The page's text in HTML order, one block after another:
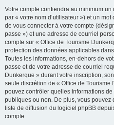
Votre compte contiendra au minimum
par « votre nom d’utilisateur ») et un
de vous connecter à votre compte
passe ») et une adresse de courriel
compte sur « Office de Tourisme
protection des données applicables
Toutes les informations, en-dehors de
passe et de votre adresse de courriel
Dunkerque » durant votre inscription,
seule discrétion de « Office de
pouvez contrôler quelles informations
publiques ou non. De plus, vous
liste de diffusion du logiciel phpBB
compte.